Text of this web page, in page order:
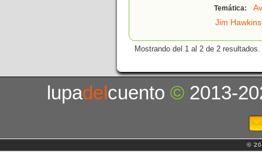
Temática:
Jim Hawkins
Mostrando del 1 al 2 de 2 resultados.
lupadelcuento© 2013-
©